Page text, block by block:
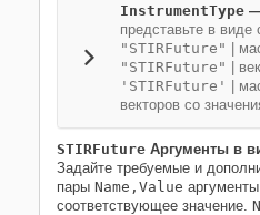
InstrumentType
представьте в виде
"STIRFuture"
"STIRFuture"
'STIRFuture'
векторов со
STIRFuture Аргументы в
Задайте требуемые и
пары Name,Value
соответствующее значение.